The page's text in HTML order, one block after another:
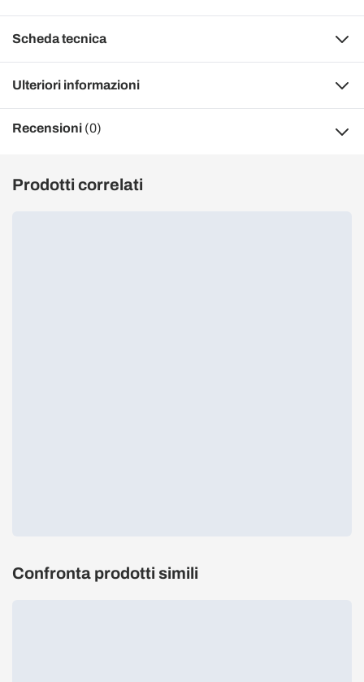
Scheda tecnica
Ulteriori informazioni
Recensioni (0)
Prodotti correlati
Confronta prodotti simili